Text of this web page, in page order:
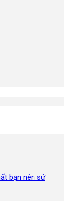
bạn nên sử